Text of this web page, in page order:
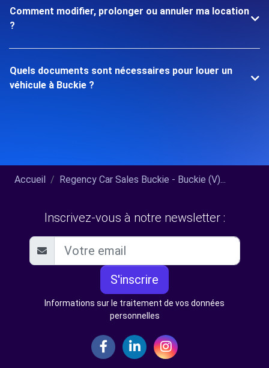
Comment modifier, prolonger ou annuler ma location
?
Quels documents sont nécessaires pour louer un
véhicule à Buckie ?
Accueil Regency Car Sales Buckie - Buckie (V)...
Inscrivez-vous à notre newsletter :
S'inscrire
Informations sur le traitement de vos données
personnelles